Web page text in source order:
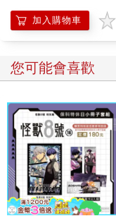
加入購物車
您可能會喜歡